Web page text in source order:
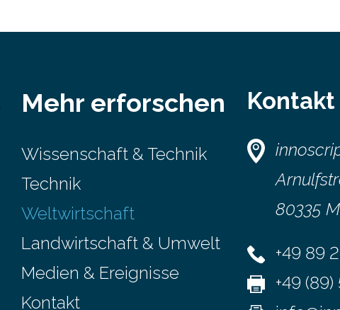
Mehr erforschen
Wissenschaft & Technik
Technik
Weltwirtschaft
Landwirtschaft & Umwelt
Medien & Ereignisse
Kontakt
Kontakt
80335
+49 89
+49